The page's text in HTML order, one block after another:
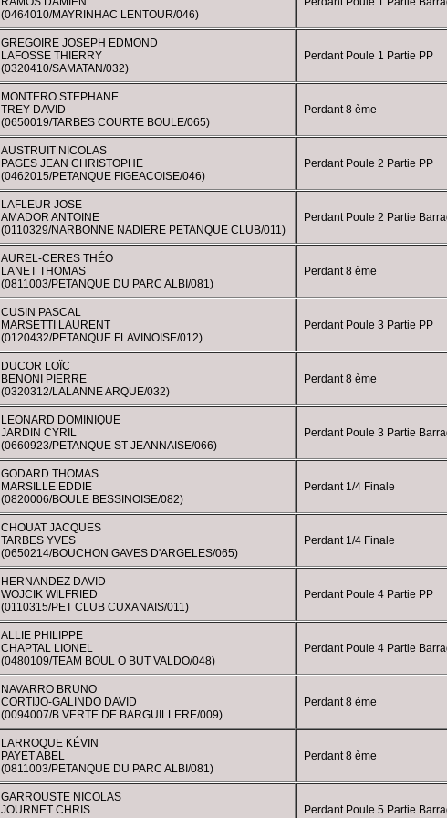
(0464010/MAYRINHAC LENTOUR/046)
GREGOIRE JOSEPH EDMOND
LAFOSSE THIERRY
(0320410/SAMATAN/032)
Perdant Poule 1 Partie PP
MONTERO STEPHANE
TREY DAVID
(0650019/TARBES COURTE BOULE/065)
Perdant 8 ème
AUSTRUIT NICOLAS
PAGES JEAN CHRISTOPHE
(0462015/PETANQUE FIGEACOISE/046)
Perdant Poule 2 Partie PP
LAFLEUR JOSE
AMADOR ANTOINE
(0110329/NARBONNE NADIERE PETANQUE CLUB/011)
Perdant Poule 2 Partie
AUREL-CERES THÉO
LANET THOMAS
(0811003/PETANQUE DU PARC ALBI/081)
Perdant 8 ème
CUSIN PASCAL
MARSETTI LAURENT
(0120432/PETANQUE FLAVINOISE/012)
Perdant Poule 3 Partie PP
DUCOR LOÏC
BENONI PIERRE
(0320312/LALANNE ARQUE/032)
Perdant 8 ème
LEONARD DOMINIQUE
JARDIN CYRIL
(0660923/PETANQUE ST JEANNAISE/066)
Perdant Poule 3 Partie
GODARD THOMAS
MARSILLE EDDIE
(0820006/BOULE BESSINOISE/082)
Perdant 1/4 Finale
CHOUAT JACQUES
TARBES YVES
(0650214/BOUCHON GAVES D'ARGELES/065)
Perdant 1/4 Finale
HERNANDEZ DAVID
WOJCIK WILFRIED
(0110315/PET CLUB CUXANAIS/011)
Perdant Poule 4 Partie PP
ALLIE PHILIPPE
CHAPTAL LIONEL
(0480109/TEAM BOUL O BUT VALDO/048)
Perdant Poule 4 Partie
NAVARRO BRUNO
CORTIJO-GALINDO DAVID
(0094007/B VERTE DE BARGUILLERE/009)
Perdant 8 ème
LARROQUE KÉVIN
PAYET ABEL
(0811003/PETANQUE DU PARC ALBI/081)
Perdant 8 ème
GARROUSTE NICOLAS
JOURNET CHRIS
Perdant Poule 5 Partie